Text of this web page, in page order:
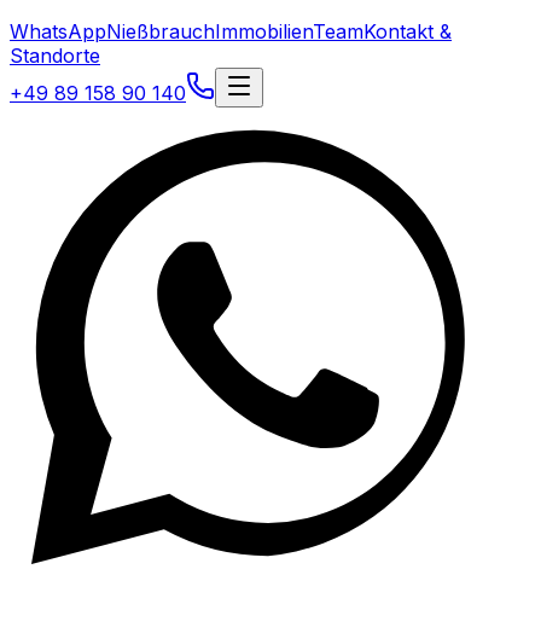
WhatsAppNießbrauchImmobilienTeamKontakt &
Standorte
+49 89 158 90 140